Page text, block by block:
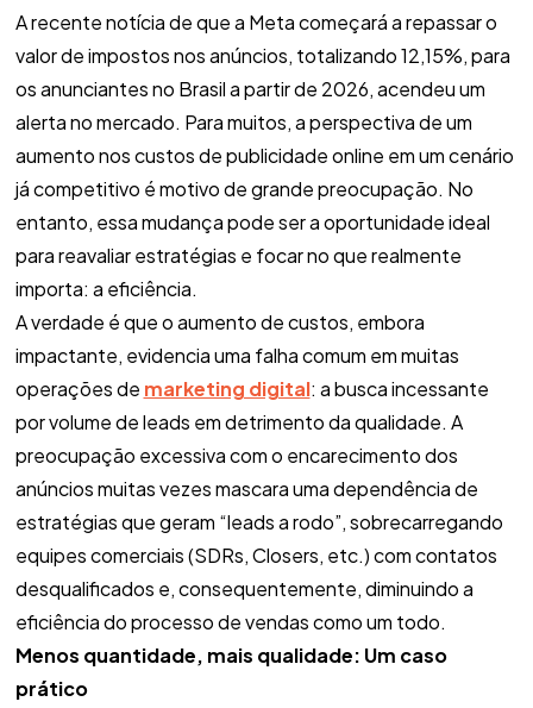
A recente notícia de que a Meta começará a repassar o
valor de impostos nos anúncios, totalizando 12,15%, para
os anunciantes no Brasil a partir de 2026, acendeu um
alerta no mercado. Para muitos, a perspectiva de um
aumento nos custos de publicidade online em um cenário
já competitivo é motivo de grande preocupação. No
entanto, essa mudança pode ser a oportunidade ideal
para reavaliar estratégias e focar no que realmente
importa: a eficiência.
A verdade é que o aumento de custos, embora
impactante, evidencia uma falha comum em muitas
operações de marketing digital: a busca incessante
por volume de leads em detrimento da qualidade. A
preocupação excessiva com o encarecimento dos
anúncios muitas vezes mascara uma dependência de
estratégias que geram “leads a rodo”, sobrecarregando
equipes comerciais (SDRs, Closers, etc.) com contatos
desqualificados e, consequentemente, diminuindo a
eficiência do processo de vendas como um todo.
Menos quantidade, mais qualidade: Um caso
prático